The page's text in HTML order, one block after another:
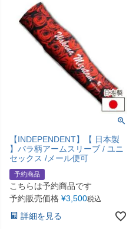
【INDEPENDENT】【 日本製
】バラ柄アームスリーブ / ユニ
セックス /メール便可
予約商品
こちらは予約商品です
予約販売価格 ¥3,500税込
詳細を見る